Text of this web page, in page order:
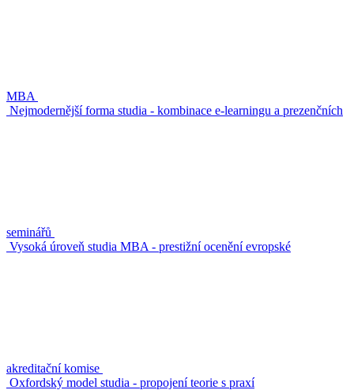
MBA
Nejmodernější forma studia - kombinace e-learningu a prezenčních
seminářů
Vysoká úroveň studia MBA - prestižní ocenění evropské
akreditační komise
Oxfordský model studia - propojení teorie s praxí